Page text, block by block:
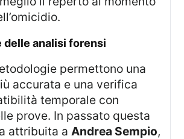
delle analisi forensi
accurata e una verifica
temporale con
prove. In passato questa
attribuita aAndrea Sempio,